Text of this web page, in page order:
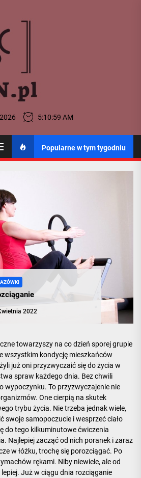
- Portal
5:11:00 AM
Popularne w tym tygodniu
2022
towarzyszy na co dzień sporej grupie
wszystkim kondycję mieszkańców
już oni przyzwyczaić się do życia w
spraw każdego dnia. Bez chwili
wypoczynku. To przyzwyczajenie nie
One cierpią na skutek
trybu życia. Nie trzeba jednak wiele,
swoje samopoczucie i wesprzeć ciało
do tego kilkuminutowe ćwiczenia
Najlepiej zacząć od nich poranek i zaraz
w łóżku, trochę się porozciągać. Po
rękami. Niby niewiele, ale od
lepiej. Już w ciągu dnia rozciąganie